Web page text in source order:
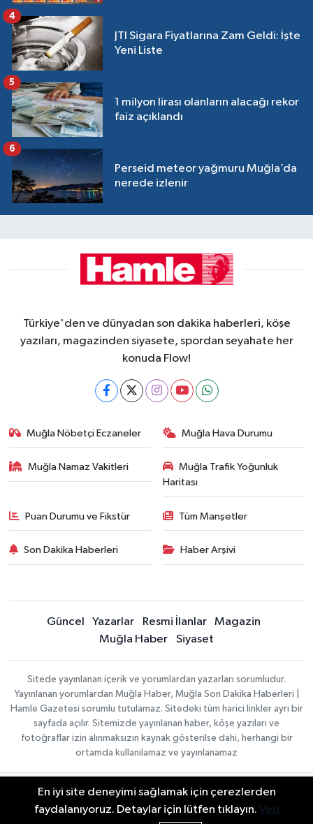
JTI Sigara Fiyatlarına Zam Geldi: İşte
Yeni Liste
4
1 milyon lirası olanların alacağı rekor
faiz açıklandı
5
Perseid meteor yağmuru Muğla’da
nerede izlenir
6
Türkiye'den ve dünyadan son dakika haberleri, köşe
yazıları, magazinden siyasete, spordan seyahate her
konuda Flow!
Muğla Nöbetçi Eczaneler Muğla Hava Durumu
Muğla Namaz Vakitleri
Muğla Trafik Yoğunluk
Haritası
Puan Durumu ve Fikstür Tüm Manşetler
Son Dakika Haberleri Haber Arşivi
Güncel Yazarlar Resmi İlanlar
Magazin
Muğla Haber
Siyaset
Sitede yayınlanan içerik ve yorumlardan yazarları sorumludur.
Yayınlanan yorumlardan Muğla Haber, Muğla Son Dakika Haberleri |
Hamle Gazetesi sorumlu tutulamaz. Sitedeki tüm harici linkler ayrı bir
sayfada açılır. Sitemizde yayınlanan haber, köşe yazıları ve
fotoğraflar izin alınmaksızın kaynak gösterilse dahi, herhangi bir
ortamda kullanılamaz ve yayınlanamaz
Gizlilik Sözleşmesi
Veri Politikası
Yayın İlkeleri
Haber Yazılımı:
TE Bilişim
| Copyright © 2026
En iyi site deneyimi sağlamak için çerezlerden
faydalanıyoruz. Detaylar için lütfen tıklayın. Veri